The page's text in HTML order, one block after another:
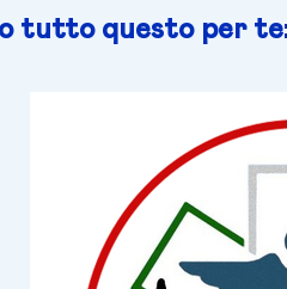
tutto questo per